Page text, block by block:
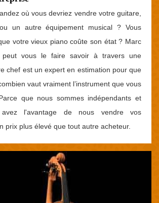
où vous devriez vendre votre guitare,
un autre équipement musical ? Vous
votre vieux piano coûte son état ? Marc
peut vous le faire savoir à travers une
chef est un expert en estimation pour que
vaut vraiment l’instrument que vous
que nous sommes indépendants et
l'avantage de nous vendre vos
prix plus élevé que tout autre acheteur.